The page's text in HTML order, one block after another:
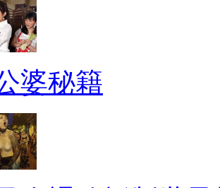
？要知道GOOGLE+
啊！
色情产业规模吧。
诺基亚的市值也不过
业，大家肯定会想
婆秘籍